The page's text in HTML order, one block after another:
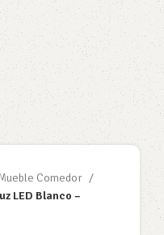
Mueble Comedor
LED Blanco –